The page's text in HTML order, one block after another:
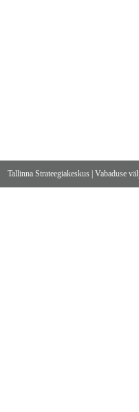
Tallinna Strateegiakeskus |Vabaduse